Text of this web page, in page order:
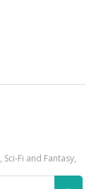
, Sci-Fi and Fantasy,